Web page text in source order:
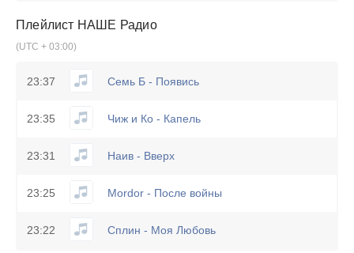
Плейлист НАШЕ Радио
(UTC + 03:00)
23:37 Семь Б - Появись
23:35 Чиж и Ко - Капель
23:31 Наив - Вверх
23:25 Mordor - После войны
23:22 Сплин - Моя Любовь